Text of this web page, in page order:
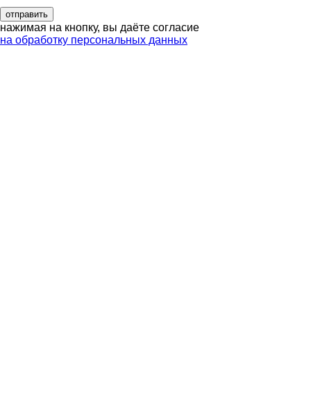
нажимая на кнопку, вы даёте согласие
на обработку персональных данных